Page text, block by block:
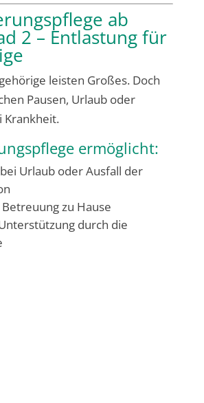
ab
2 – Entlastung für
leisten Großes. Doch
Pausen, Urlaub oder
Krankheit.
ermöglicht:
Urlaub oder Ausfall der
zu Hause
durch die